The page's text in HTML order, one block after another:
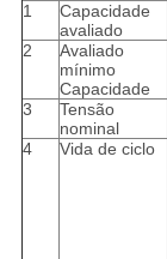
1
Capacidade
avaliado
2
Avaliado
mínimo
Capacidade
3
Tensão
nominal
4 Vida de ciclo